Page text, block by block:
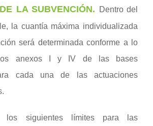
LA SUBVENCIÓN.
Dentro del
la cuantía máxima individualizada
será determinada conforme a lo
anexos I y IV de las bases
cada una de las actuaciones
los siguientes límites para las